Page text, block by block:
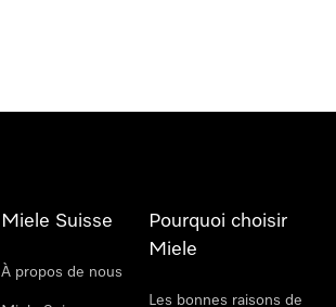
Miele Suisse
À propos de nous
Pourquoi choisir
Miele
Les bonnes raisons de